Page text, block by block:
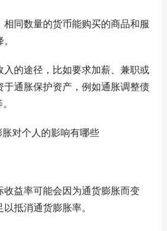
同数量的货币能购买的商品和服
入的途径，比如要求加薪、兼职或
于通胀保护资产，例如通胀调整债
收益率可能会因为通货膨胀而变
抵消通货膨胀率。